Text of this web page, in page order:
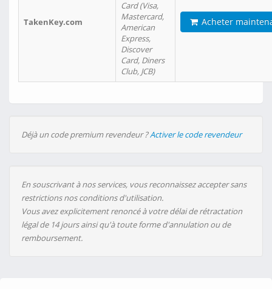
TakenKey.com
Card (Visa,
Mastercard,
American
Express,
Discover
Card, Diners
Club, JCB)
Acheter
Déjà un code premium revendeur ?Activer le code revendeur
En souscrivant à nos services, vous reconnaissez accepter sans
restrictions nos conditions d'utilisation.
Vous avez explicitement renoncé à votre délai de rétractation
légal de 14 jours ainsi qu'à toute forme d'annulation ou de
remboursement.